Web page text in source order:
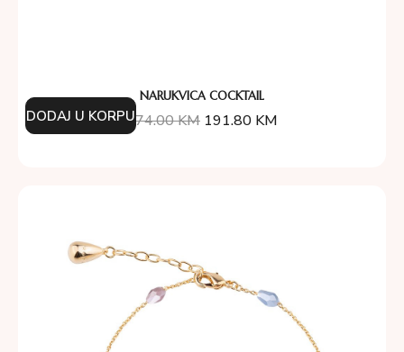
NARUKVICA COCKTAIL
274.00KM 191.80 KM
DODAJ U KORPU